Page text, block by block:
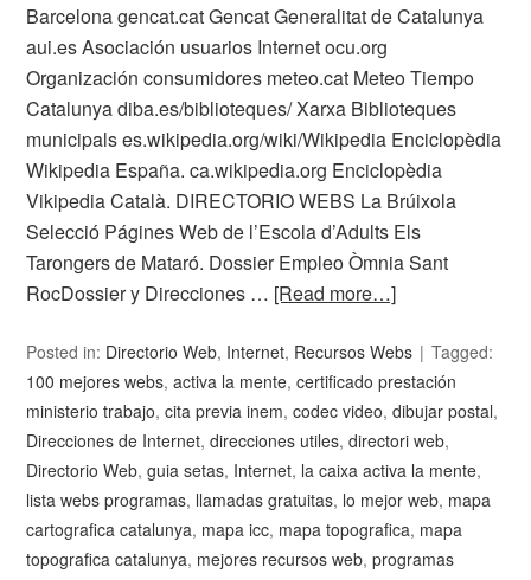
Barcelona gencat.cat Gencat Generalitat de Catalunya
aui.es Asociación usuarios Internet ocu.org
Organización consumidores meteo.cat Meteo Tiempo
Catalunya diba.es/biblioteques/ Xarxa Biblioteques
municipals es.wikipedia.org/wiki/Wikipedia Enciclopèdia
Wikipedia España. ca.wikipedia.org Enciclopèdia
Vikipedia Català. DIRECTORIO WEBS La Brúixola
Selecció Págines Web de l’Escola d’Adults Els
Tarongers de Mataró. Dossier Empleo Òmnia Sant
RocDossier y Direcciones … [Read more…]
Posted in: Directorio Web, Internet, Recursos Webs
Tagged:
100 mejores webs,activa la mente,certificado prestación
ministerio trabajo,cita previa inem,codec video,dibujar postal,
Direcciones de Internet,direcciones utiles,directori web,
Directorio Web,guia setas, Internet, la caixa activa la mente,
lista webs programas, llamadas gratuitas, lo mejor web, mapa
cartografica catalunya, mapa icc, mapa topografica, mapa
topografica catalunya, mejores recursos web,programas